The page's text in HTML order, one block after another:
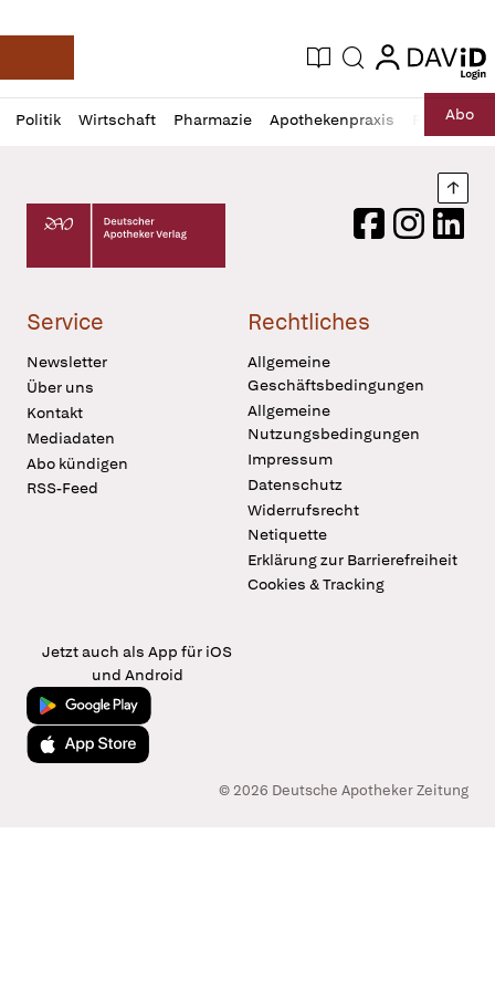
Deutsche Apotheker Zeitung
Aktuelle Ausgabe
Suche login
login
Politik Wirtschaft Pharmazie Apothekenpraxis RechtAbo
Profil
öffnen
Daz
Pur
Deutscher Apotheker Verlag Logo
FacebookInstagram
Service
Newsletter
Über uns
Kontakt
Mediadaten
Abo kündigen
RSS-Feed
Rechtliches
Allgemeine
Geschäftsbedingungen
Allgemeine
Nutzungsbedingungen
Impressum
Datenschutz
Widerrufsrecht
Netiquette
Erklärung zur Barrierefreiheit
Cookies & Tracking
Jetzt auch als App für iOS
und Android
Jetzt bei Google Play
Laden im App Store
© 2026 Deutsche Apotheker Zeitung